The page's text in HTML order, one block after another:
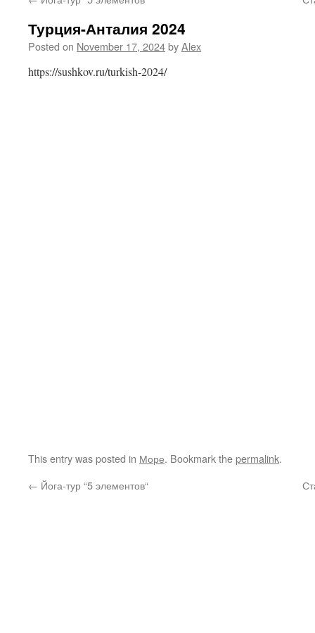
content
Турция-Анталия 2024
Posted on November 17, 2024byAlex
https://sushkov.ru/turkish-2024/
This entry was posted in Море. Bookmark thepermalink.
← Йога-тур “5 элементов“